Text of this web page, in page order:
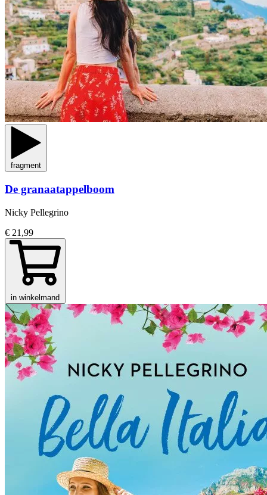
fragment
De granaatappelboom
Nicky Pellegrino
€ 21,99
in winkelmand